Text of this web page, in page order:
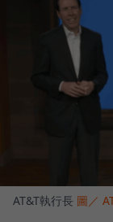
AT&T執行長 圖／